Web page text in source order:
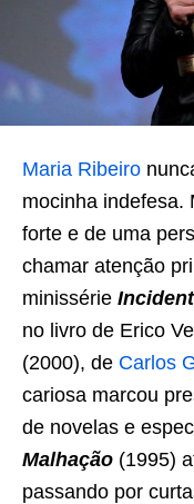
Maria Ribeiro
mocinha indefesa.
forte e de uma
chamar atenção
minissérie
no livro de Erico
(2000), de Carlos
cariosa marcou
de novelas e
Malhação (1995)
passando por